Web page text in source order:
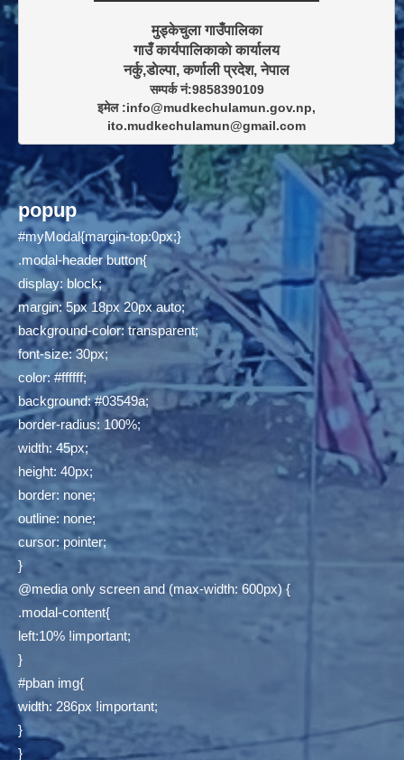
मुड्केचुला गाउँपालिका
गाउँ कार्यपालिकाकाे कार्यालय
सम्पर्क नं:9858390109
इमेल :info@mudkechulamun.gov.np,
ito.mudkechulamun@gmail.com
popup
#myModal{margin-top:0px;}
.modal-header button{
display: block;
margin: 5px 18px 20px auto;
background-color: transparent;
font-size: 30px;
color: #ffffff;
background: #03549a;
border-radius: 100%;
width: 45px;
height: 40px;
border: none;
outline: none;
cursor: pointer;
}
@media only screen and (max-width: 600px) {
.modal-content{
left:10% !important;
}
#pban img{
width: 286px !important;
}
}